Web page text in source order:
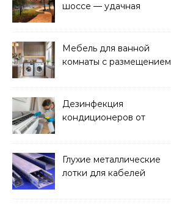
шоссе — удачная
Мебель для ванной
комнаты с размещением
Дезинфекция
кондиционеров от
Глухие металлические
лотки для кабелей